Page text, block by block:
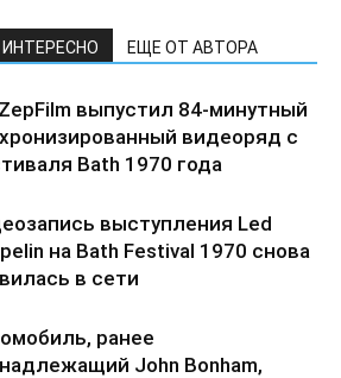
ЕЩЕ ОТ АВТОРА
выпустил 84-минутный
видеоряд с
Bath 1970 года
выступления Led
на Bath Festival 1970 снова
в сети
ранее
John Bonham,